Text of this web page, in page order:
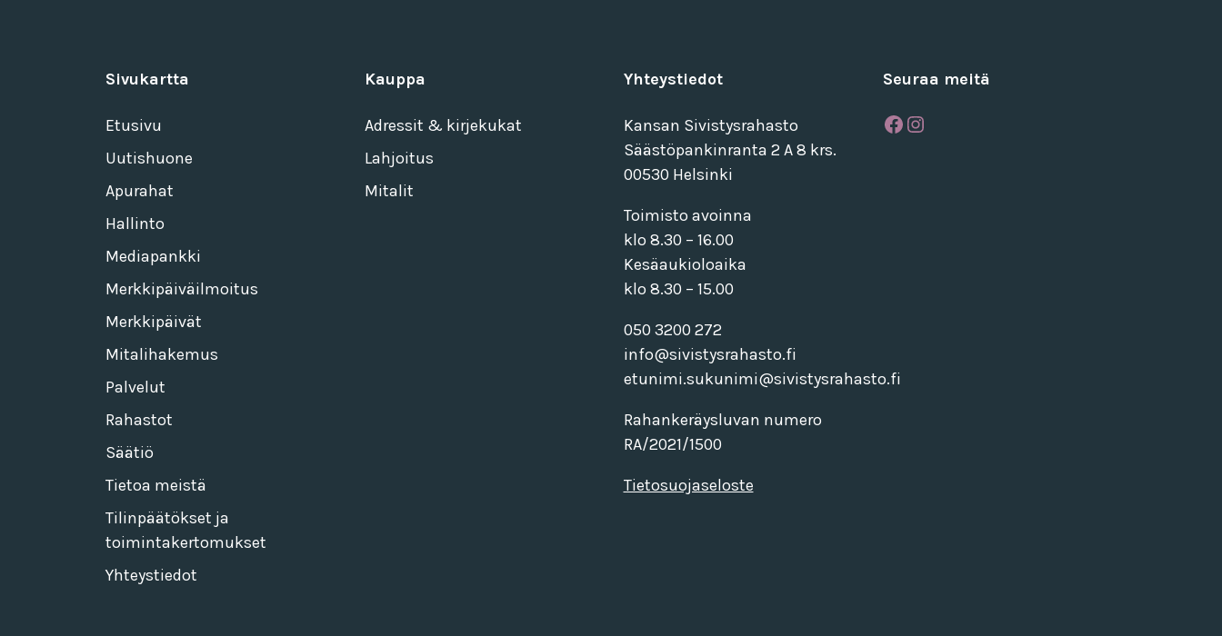
Sivukartta
Etusivu
Uutishuone
Apurahat
Hallinto
Mediapankki
Merkkipäiväilmoitus
Merkkipäivät
Mitalihakemus
Palvelut
Rahastot
Säätiö
Tietoa meistä
Tilinpäätökset ja
toimintakertomukset
Yhteystiedot
Kauppa
Adressit & kirjekukat
Lahjoitus
Mitalit
Yhteystiedot
Kansan Sivistysrahasto
Säästöpankinranta 2 A 8 krs.
00530 Helsinki
Toimisto avoinna
klo 8.30 – 16.00
Kesäaukioloaika
klo 8.30 – 15.00
050 3200 272
info@sivistysrahasto.fi
etunimi.sukunimi@sivistysrahasto.fi
Rahankeräysluvan numero
RA/2021/1500
Tietosuojaseloste
Seuraa meitä
Facebook
Instagram